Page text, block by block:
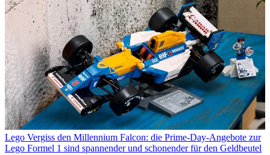
Lego Vergiss den Millennium Falcon: die Prime-Day-Angebote zur
Lego Formel 1 sind spannender und schonender für den Geldbeutel